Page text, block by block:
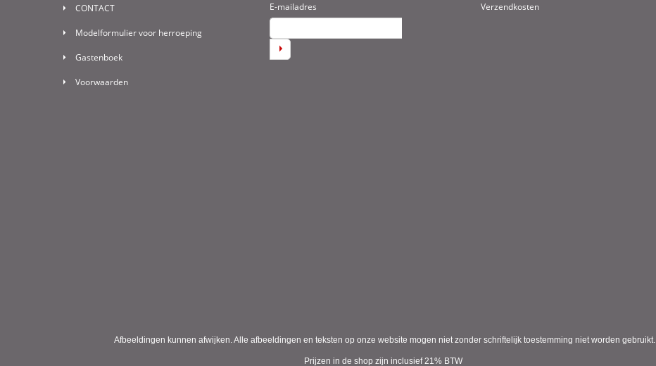
CONTACT
Modelformulier voor herroeping
Gastenboek
Voorwaarden
E-mailadres Verzendkosten
Afbeeldingen kunnen afwijken. Alle afbeeldingen en teksten op onze website mogen niet zonder schriftelijk toestemming niet worden gebruikt.
Prijzen in de shop zijn inclusief 21% BTW